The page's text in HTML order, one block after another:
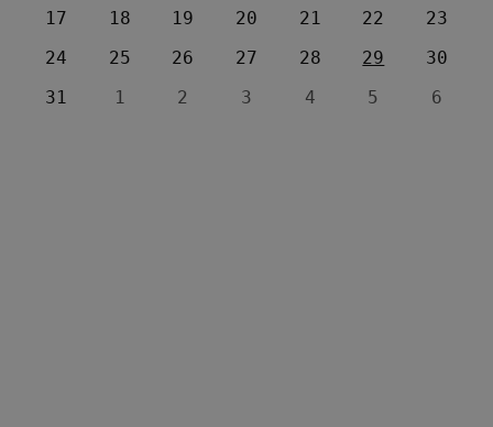
17
18 19 20 21 22
23
24
25 26 27 28 29
30
31
1 2 3 4 5 6